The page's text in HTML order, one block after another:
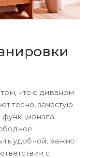
что с диваном
тесно, зачастую
удобной, важно
с